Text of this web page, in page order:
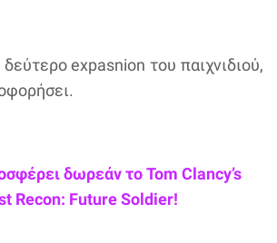
expasnion του παιχνιδιού,
δωρεάν το Tom Clancy’s
Recon: Future Soldier!